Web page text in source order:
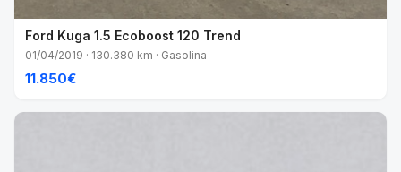
Ford Kuga 1.5 Ecoboost 120 Trend
01/04/2019 · 130.380 km · Gasolina
11.850€